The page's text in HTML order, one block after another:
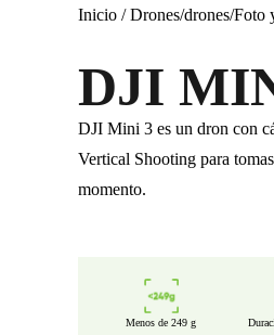
Inicio /Drones/drones/Foto
DJI
DJI Mini 3 es un dron con
Vertical Shooting para
momento.
Menos de 249 g